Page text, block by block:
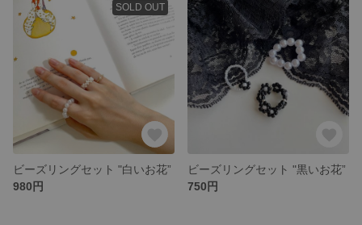
SOLD OUT
ビーズリングセット "白いお花”
980円
ビーズリングセット "黒いお花”
750円